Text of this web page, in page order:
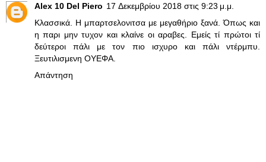
Alex 10 Del Piero 17 Δεκεμβρίου 2018 στις 9:23 μ.μ.
Κλασσικά. Η μπαρτσελονιτσα με μεγαθήριο ξανά. Όπως και
η παρι μην τυχον και κλαίνε οι αραβες. Εμείς τί πρώτοι τί
δεύτεροι πάλι με τον πιο ισχυρο και πάλι ντέρμπυ.
Ξευτιλισμενη ΟΥΕΦΑ.
Απάντηση